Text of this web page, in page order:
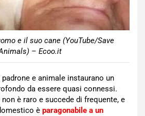
e il suo cane (YouTube/Save
– Ecoo.it
e animale instaurano un
da essere quasi connessi.
è raro e succede di frequente, e
è paragonabile a un